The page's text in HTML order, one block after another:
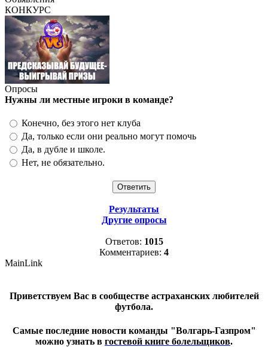
КОНКУРС
Опросы
Нужны ли местные игроки в команде?
Конечно, без этого нет клуба
Да, только если они реально могут помочь
Да, в дубле и школе.
Нет, не обязательно.
Результаты
Другие опросы
Ответов: 1015
Комментариев: 4
MainLink
Приветствуем Вас в сообществе астраханских любителей
футбола.
Самые последние новости команды "Волгарь-Газпром"
можно узнать в гостевой книге болельщиков.